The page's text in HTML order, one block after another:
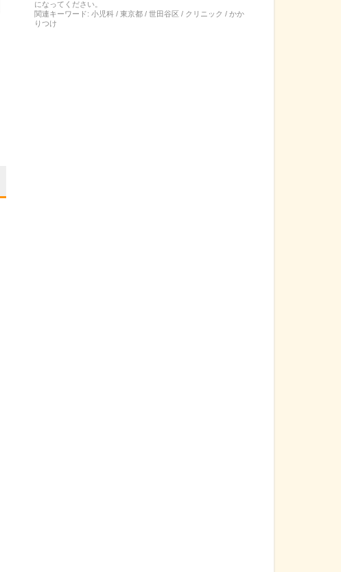
になってください。
関連キーワード: 小児科 / 東京都 / 世田谷区 / クリニック / かか
りつけ